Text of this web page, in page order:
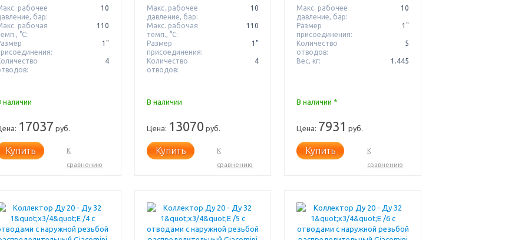
рабочее
бар:
10
рабочая
°С:
110
1"
4
наличии
17037 руб.
Купить
К
сравнению
Макс. рабочее
давление, бар:
10
Макс. рабочая
темп., °С:
110
Размер
присоединения:
1"
Количество
отводов:
4
В наличии
Цена: 13070 руб.
Купить
К
сравнению
Макс. рабочее
давление, бар:
10
Размер
присоединения:
1"
Количество
отводов:
5
Вес, кг: 1.445
В наличии *
Цена: 7931 руб.
Купить
К
сравнению